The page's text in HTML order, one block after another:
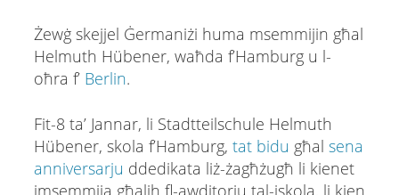
Żewġ skejjel Ġermaniżi huma msemmijin għal
Helmuth Hübener, waħda f’Hamburg u l-
oħra f’ Berlin.
Fit-8 taʼ Jannar, li Stadtteilschule Helmuth
Hübener, skola f’Hamburg, tat bidu għal sena
anniversarju ddedikata liż-żagħżugħ li kienet
imsemmija għalih fl-awditorju tal-iskola, li kien